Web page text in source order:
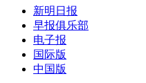
新明日报
早报俱乐部
电子报
国际版
中国版